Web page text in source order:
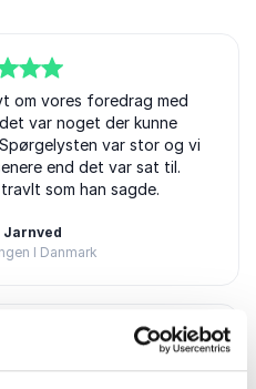
om vores foredrag med
var noget der kunne
var stor og vi
end det var sat til.
som han sagde.
Jarnved
I Danmark
brændte igennem og